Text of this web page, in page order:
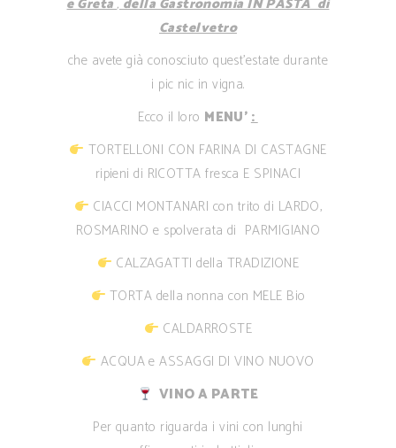
Castelvetro
che avete già conosciuto quest’estate durante
i pic nic in vigna.
Ecco il loro MENU’:
TORTELLONI CON FARINA DI CASTAGNE
ripieni di RICOTTA fresca E SPINACI
CIACCI MONTANARI con trito di LARDO,
ROSMARINO e spolverata di PARMIGIANO
CALZAGATTI della TRADIZIONE
TORTA della nonna con MELE Bio
CALDARROSTE
ACQUA e ASSAGGI DI VINO NUOVO
VINO A PARTE
Per quanto riguarda i vini con lunghi